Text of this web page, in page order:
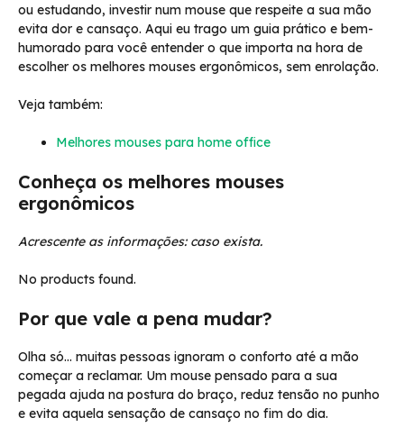
ou estudando, investir num mouse que respeite a sua mão
evita dor e cansaço. Aqui eu trago um guia prático e bem-
humorado para você entender o que importa na hora de
escolher os melhores mouses ergonômicos, sem enrolação.
Veja também:
Melhores mouses para home office
Conheça os melhores mouses
ergonômicos
Acrescente as informações: caso exista.
No products found.
Por que vale a pena mudar?
Olha só… muitas pessoas ignoram o conforto até a mão
começar a reclamar. Um mouse pensado para a sua
pegada ajuda na postura do braço, reduz tensão no punho
e evita aquela sensação de cansaço no fim do dia.